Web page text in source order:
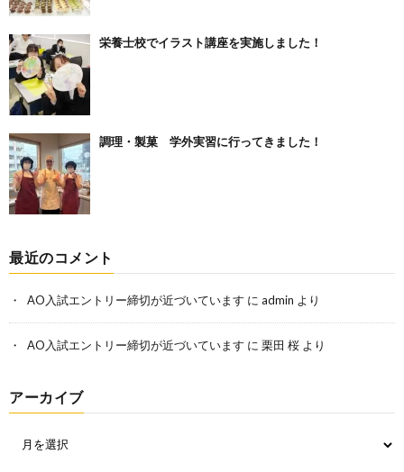
栄養士校でイラスト講座を実施しました！
調理・製菓 学外実習に行ってきました！
最近のコメント
AO入試エントリー締切が近づいています に admin より
AO入試エントリー締切が近づいています に 栗田 桜 より
アーカイブ